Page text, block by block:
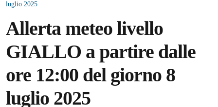
luglio 2025
Allerta meteo livello
GIALLO a partire dalle
ore 12:00 del giorno 8
luglio 2025